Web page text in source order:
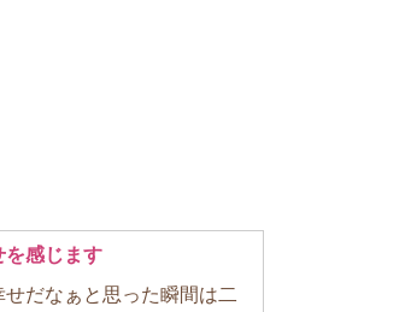
を感じます
だなぁと思った瞬間は二